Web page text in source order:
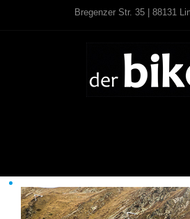
Bregenzer Str. 35 | 88131